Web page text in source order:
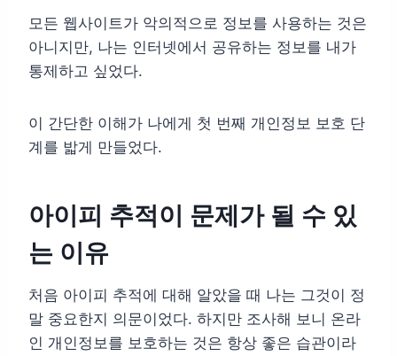
모든 웹사이트가 악의적으로 정보를 사용하는 것은
아니지만, 나는 인터넷에서 공유하는 정보를 내가
통제하고 싶었다.
이 간단한 이해가 나에게 첫 번째 개인정보 보호 단
계를 밟게 만들었다.
아이피 추적이 문제가 될 수 있
는 이유
처음 아이피 추적에 대해 알았을 때 나는 그것이 정
말 중요한지 의문이었다. 하지만 조사해 보니 온라
인 개인정보를 보호하는 것은 항상 좋은 습관이라